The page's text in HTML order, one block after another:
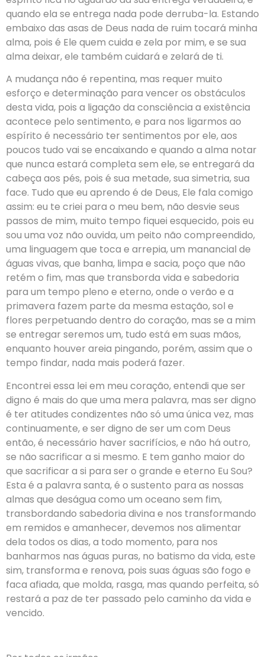
quando ela se entrega nada pode derruba-la. Estando
embaixo das asas de Deus nada de ruim tocará minha
alma, pois é Ele quem cuida e zela por mim, e se sua
alma deixar, ele também cuidará e zelará de ti.
A mudança não é repentina, mas requer muito
esforço e determinação para vencer os obstáculos
desta vida, pois a ligação da consciência a existência
acontece pelo sentimento, e para nos ligarmos ao
espírito é necessário ter sentimentos por ele, aos
poucos tudo vai se encaixando e quando a alma notar
que nunca estará completa sem ele, se entregará da
cabeça aos pés, pois é sua metade, sua simetria, sua
face. Tudo que eu aprendo é de Deus, Ele fala comigo
assim: eu te criei para o meu bem, não desvie seus
passos de mim, muito tempo fiquei esquecido, pois eu
sou uma voz não ouvida, um peito não compreendido,
uma linguagem que toca e arrepia, um manancial de
águas vivas, que banha, limpa e sacia, poço que não
retém o fim, mas que transborda vida e sabedoria
para um tempo pleno e eterno, onde o verão e a
primavera fazem parte da mesma estação, sol e
flores perpetuando dentro do coração, mas se a mim
se entregar seremos um, tudo está em suas mãos,
enquanto houver areia pingando, porém, assim que o
tempo findar, nada mais poderá fazer.
Encontrei essa lei em meu coração, entendi que ser
digno é mais do que uma mera palavra, mas ser digno
é ter atitudes condizentes não só uma única vez, mas
continuamente, e ser digno de ser um com Deus
então, é necessário haver sacrifícios, e não há outro,
se não sacrificar a si mesmo. E tem ganho maior do
que sacrificar a si para ser o grande e eterno Eu Sou?
Esta é a palavra santa, é o sustento para as nossas
almas que deságua como um oceano sem fim,
transbordando sabedoria divina e nos transformando
em remidos e amanhecer, devemos nos alimentar
dela todos os dias, a todo momento, para nos
banharmos nas águas puras, no batismo da vida, este
sim, transforma e renova, pois suas águas são fogo e
faca afiada, que molda, rasga, mas quando perfeita, só
restará a paz de ter passado pelo caminho da vida e
vencido.